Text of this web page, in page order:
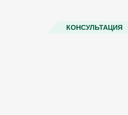
КОНСУЛЬТАЦИЯ